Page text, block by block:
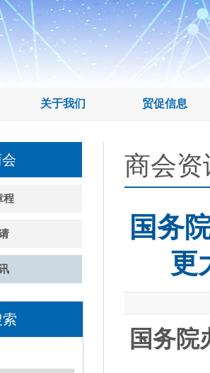
关于我们 贸促信息
程
商会资
国务
更
国务院